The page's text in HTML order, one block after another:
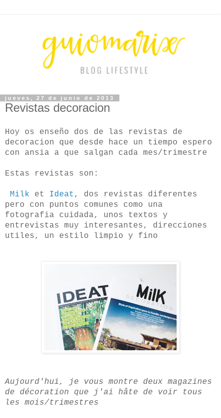
jueves, 27 de junio de 2013
Revistas decoracion
Hoy os enseño dos de las revistas de
decoracion que desde hace un tiempo espero
con ansia a que salgan cada mes/trimestre
Estas revistas son:
Milk et Ideat , dos revistas diferentes
pero con puntos comunes como una
fotografia cuidada, unos textos y
entrevistas muy interesantes, direcciones
utiles, un estilo limpio y fino
Aujourd'hui, je vous montre deux magazines
de décoration que j'ai hâte de voir tous
les mois/trimestres